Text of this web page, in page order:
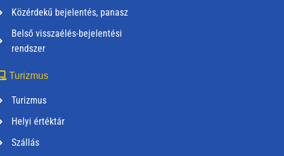
Közérdekű bejelentés, panasz
Belső visszaélés-bejelentési
rendszer
Turizmus
Turizmus
Helyi értéktár
Szállás